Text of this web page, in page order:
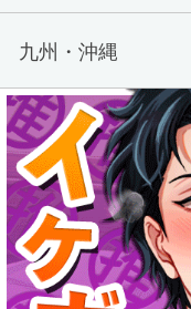
九州・沖縄